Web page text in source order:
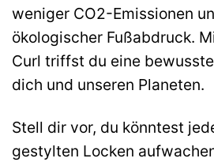
weniger CO2-Emissionen
ökologischer Fußabdruck.
Curl triffst du eine
dich und unseren Planeten.
Stell dir vor, du könntest
gestylten Locken